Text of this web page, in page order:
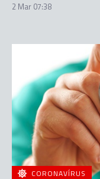
2 Mar 07:38
CORONAVÍRUS